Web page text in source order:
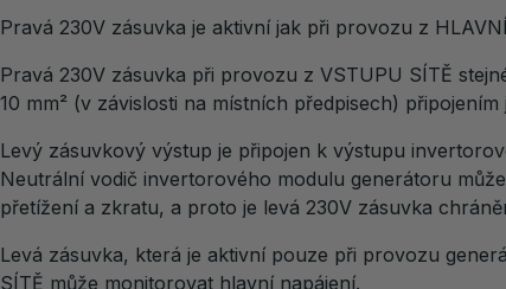
Pravá 230V zásuvka je aktivní jak při provozu z
Pravá 230V zásuvka při provozu z VSTUPU SÍTĚ
10 mm² (v závislosti na místních předpisech)
Levý zásuvkový výstup je připojen k výstupu
Neutrální vodič invertorového modulu generátoru
přetížení a zkratu, a proto je levá 230V zásuvka
Levá zásuvka, která je aktivní pouze při provozu
SÍTĚ může monitorovat hlavní napájení.